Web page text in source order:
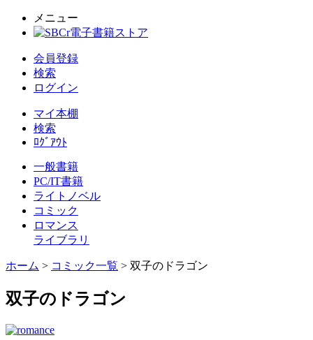
メニュー
会員登録
検索
ログイン
マイ本棚
検索
ﾛｸﾞｱｳﾄ
一般書籍
PC/IT書籍
ライトノベル
コミック
ロマンス
ライブラリ
ホーム > コミック一覧 > 双子のドラゴン
双子のドラゴン